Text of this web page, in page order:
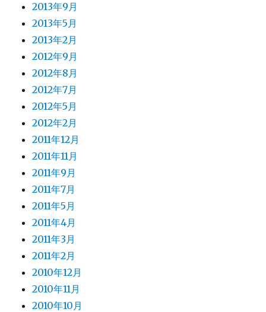
2013年9月
2013年5月
2013年2月
2012年9月
2012年8月
2012年7月
2012年5月
2012年2月
2011年12月
2011年11月
2011年9月
2011年7月
2011年5月
2011年4月
2011年3月
2011年2月
2010年12月
2010年11月
2010年10月